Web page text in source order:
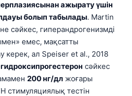
ажырату үшін
болып табылады. Martin
сәйкес, гиперандрогенизмді
емес, мақсатты
керек, ал Speiser et al., 2018
сәйкес
200 нг/дл жоғары
стимуляциялық тестін